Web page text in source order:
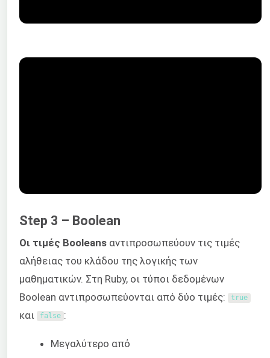
Step 3 – Boolean
Οι τιμές Booleans αντιπροσωπεύουν τις τιμές
αλήθειας του κλάδου της λογικής των
μαθηματικών. Στη Ruby, οι τύποι δεδομένων
Boolean αντιπροσωπεύονται από δύο τιμές:
true
και false :
Μεγαλύτερο από